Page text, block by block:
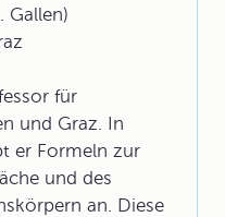
Gallen)
für
und Graz. In
er Formeln zur
und des
an. Diese